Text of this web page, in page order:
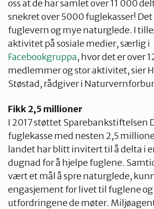
oss at de har samlet over 11 000
snekret over 5000 fuglekasser!
fuglevern og mye naturglede. I
aktivitet på sosiale medier, særlig i
Facebookgruppa, hvor det er over
medlemmer og stor aktivitet, sier
Støstad, rådgiver i
Fikk 2,5 millioner
I 2017 støttet Sparebankstiftelsen
fuglekasse med nesten 2,5
landet har blitt invitert til å delta i
dugnad for å hjelpe fuglene.
vært et mål å spre naturglede,
engasjement for livet til fuglene og
utfordringene de møter.